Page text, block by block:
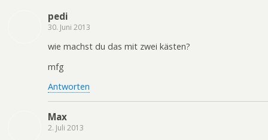
pedi
30. Juni 2013
wie machst du das mit zwei kästen?
mfg
Antworten
Max
2. Juli 2013